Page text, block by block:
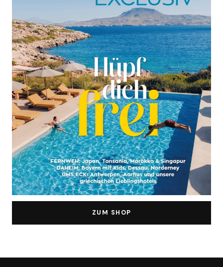
ZUM SHOP